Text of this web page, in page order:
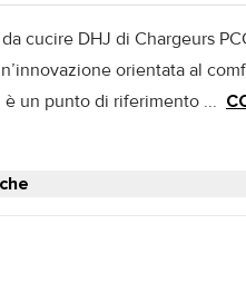
da cucire DHJ di Chargeurs
orientata al
è un punto di riferimento ...